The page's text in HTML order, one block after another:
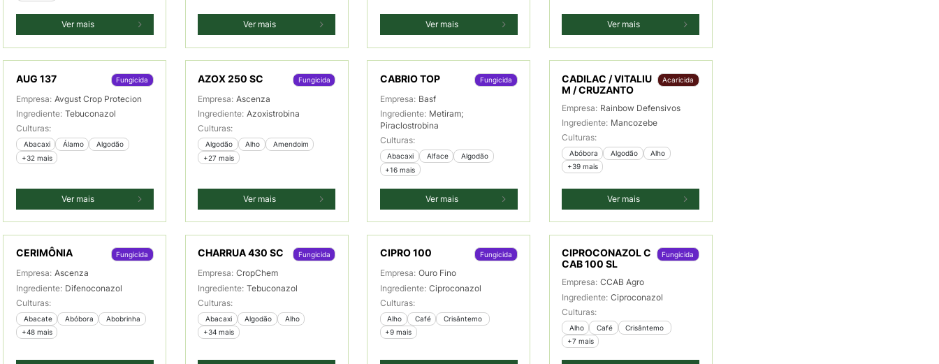
Ver mais Ver mais Ver mais Ver mais
AUG 137 Fungicida
Empresa: Avgust Crop Protecion
Ingrediente: Tebuconazol
Culturas:
Abacaxi Álamo
Algodão
+32 mais
Ver mais
AZOX 250 SC Fungicida
Empresa: Ascenza
Ingrediente: Azoxistrobina
Culturas:
Algodão Alho
Amendoim
+27 mais
Ver mais
CABRIO TOP Fungicida
Empresa: Basf
Ingrediente: Metiram;
Piraclostrobina
Culturas:
Abacaxi Alface
Algodão
+16 mais
Ver mais
CADILAC / VITALIU
M / CRUZANTO
Acaricida
Empresa: Rainbow Defensivos
Ingrediente: Mancozebe
Culturas:
Abóbora Algodão
Alho
+39 mais
Ver mais
CERIMÔNIA Fungicida
Empresa: Ascenza
Ingrediente: Difenoconazol
Culturas:
Abacate Abóbora
Abobrinha
+48 mais
CHARRUA 430 SC Fungicida
Empresa: CropChem
Ingrediente: Tebuconazol
Culturas:
Abacaxi Algodão
Alho
+34 mais
CIPRO 100 Fungicida
Empresa: Ouro Fino
Ingrediente: Ciproconazol
Culturas:
Alho Café
Crisântemo
+9 mais
CIPROCONAZOL C
CAB 100 SL
Fungicida
Empresa: CCAB Agro
Ingrediente: Ciproconazol
Culturas:
Alho Café
Crisântemo
+7 mais